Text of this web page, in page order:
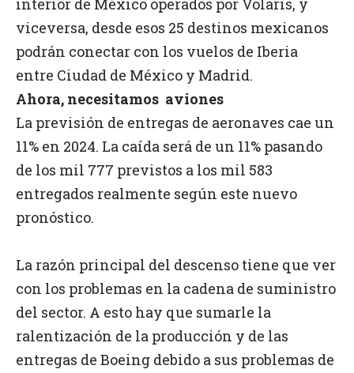
interior de México operados por Volaris, y
viceversa, desde esos 25 destinos mexicanos
podrán conectar con los vuelos de Iberia
entre Ciudad de México y Madrid.
Ahora, necesitamos aviones
La previsión de entregas de aeronaves cae un
11% en 2024. La caída será de un 11% pasando
de los mil 777 previstos a los mil 583
entregados realmente según este nuevo
pronóstico.
La razón principal del descenso tiene que ver
con los problemas en la cadena de suministro
del sector. A esto hay que sumarle la
ralentización de la producción y de las
entregas de Boeing debido a sus problemas de